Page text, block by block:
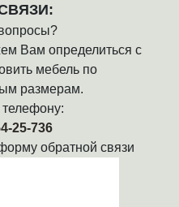
Вам определиться с
мебель по
размерам.
25-736
обратной связи